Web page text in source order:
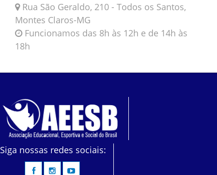
Rua São Geraldo, 210 - Todos os Santos,
Montes Claros-MG
Funcionamos das 8h às 12h e de 14h às
18h
Siga nossas redes sociais: